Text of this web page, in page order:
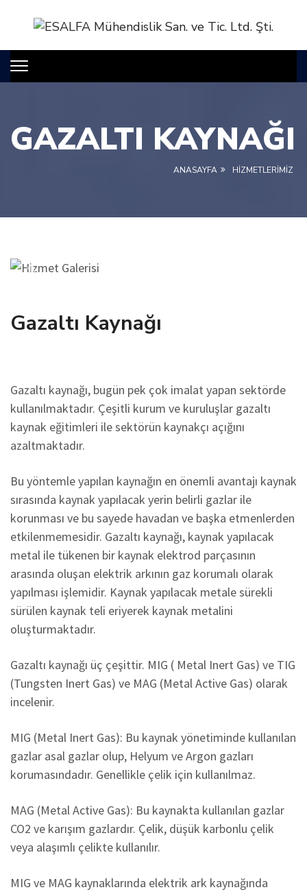
GAZALTI KAYNAĞI
HİZMETLERİMİZ
ANASAYFA
Previous
Gazaltı Kaynağı
Gazaltı kaynağı, bugün pek çok imalat yapan sektörde
kullanılmaktadır. Çeşitli kurum ve kuruluşlar gazaltı
kaynak eğitimleri ile sektörün kaynakçı açığını
azaltmaktadır.
Bu yöntemle yapılan kaynağın en önemli avantajı kaynak
sırasında kaynak yapılacak yerin belirli gazlar ile
korunması ve bu sayede havadan ve başka etmenlerden
etkilenmemesidir. Gazaltı kaynağı, kaynak yapılacak
metal ile tükenen bir kaynak elektrod parçasının
arasında oluşan elektrik arkının gaz korumalı olarak
yapılması işlemidir. Kaynak yapılacak metale sürekli
sürülen kaynak teli eriyerek kaynak metalini
oluşturmaktadır.
Gazaltı kaynağı üç çeşittir. MIG ( Metal Inert Gas) ve TIG
(Tungsten Inert Gas) ve MAG (Metal Active Gas) olarak
incelenir.
MIG (Metal Inert Gas): Bu kaynak yönetiminde kullanılan
gazlar asal gazlar olup, Helyum ve Argon gazları
korumasındadır. Genellikle çelik için kullanılmaz.
MAG (Metal Active Gas): Bu kaynakta kullanılan gazlar
CO2 ve karışım gazlardır. Çelik, düşük karbonlu çelik
veya alaşımlı çelikte kullanılır.
MIG ve MAG kaynaklarında elektrik ark kaynağında